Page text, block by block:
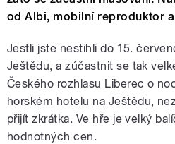
od Albi, mobilní reproduktor
Jestli jste nestihli do 15.
Ještědu, a zúčastnit se tak
Českého rozhlasu Liberec o
horském hotelu na Ještědu,
přijít zkrátka. Ve hře je velký
hodnotných cen.